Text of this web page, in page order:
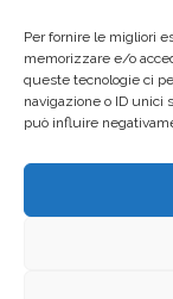
Per fornire le migliori
memorizzare e/o
queste tecnologie ci
navigazione o ID unici
può influire
Privacy Policy IT
Privacy Policy EN
Cookie Policy EN